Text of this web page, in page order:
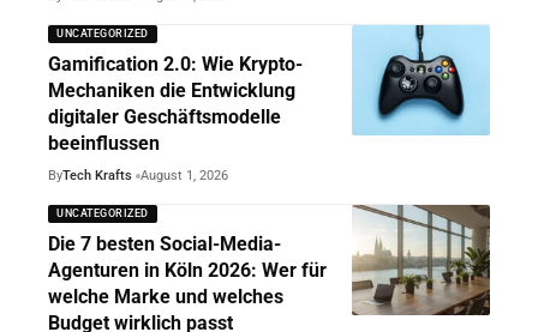
UNCATEGORIZED
Gamification 2.0: Wie Krypto-
Mechaniken die Entwicklung
digitaler Geschäftsmodelle
beeinflussen
ByTech Krafts August 1, 2026
UNCATEGORIZED
Die 7 besten Social-Media-
Agenturen in Köln 2026: Wer für
welche Marke und welches
Budget wirklich passt